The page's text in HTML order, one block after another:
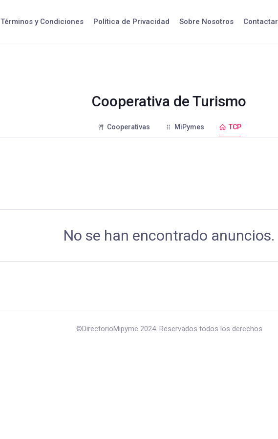
Términos y Condiciones Política de Privacidad Sobre Nosotros Contactar
Cooperativa de Turismo
Cooperativas MiPymes TCP
No se han encontrado anuncios.
©DirectorioMipyme 2024. Reservados todos los derechos